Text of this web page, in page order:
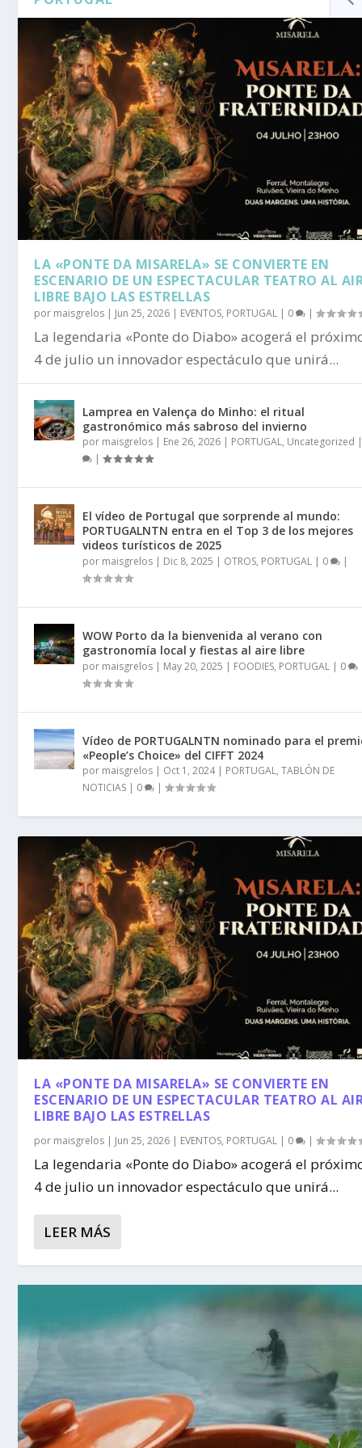
LA «PONTE DA MISARELA» SE CONVIERTE EN
ESCENARIO DE UN ESPECTACULAR TEATRO AL
LIBRE BAJO LAS ESTRELLAS
por maisgrelos | Jun 25, 2026 | EVENTOS, PORTUGAL | 0 |
La legendaria «Ponte do Diabo» acogerá el
4 de julio un innovador espectáculo que unirá...
Lamprea en Valença do Minho: el ritual
gastronómico más sabroso del invierno
por maisgrelos | Ene 26, 2026 | PORTUGAL, Uncategorized
|
El vídeo de Portugal que sorprende al mundo:
PORTUGALNTN entra en el Top 3 de los mejores
videos turísticos de 2025
por maisgrelos | Dic 8, 2025 | OTROS, PORTUGAL | 0 |
WOW Porto da la bienvenida al verano con
gastronomía local y fiestas al aire libre
por maisgrelos | May 20, 2025 | FOODIES, PORTUGAL | 0
Vídeo de PORTUGALNTN nominado para el
«People’s Choice» del CIFFT 2024
por maisgrelos | Oct 1, 2024| PORTUGAL,TABLÓN DE
NOTICIAS | 0 |
LA «PONTE DA MISARELA» SE CONVIERTE EN
ESCENARIO DE UN ESPECTACULAR TEATRO AL
LIBRE BAJO LAS ESTRELLAS
por maisgrelos | Jun 25, 2026 | EVENTOS, PORTUGAL | 0 |
La legendaria «Ponte do Diabo» acogerá el
4 de julio un innovador espectáculo que unirá...
LEER MÁS